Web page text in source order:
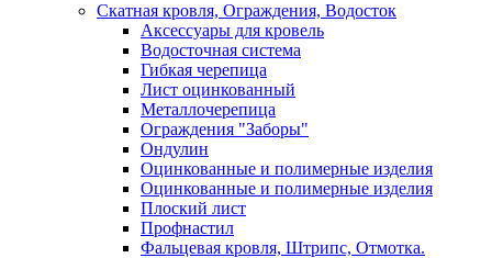
Скатная кровля, Ограждения, Водосток
Аксессуары для кровель
Водосточная система
Гибкая черепица
Лист оцинкованный
Металлочерепица
Ограждения "Заборы"
Ондулин
Оцинкованные и полимерные изделия
Оцинкованные и полимерные изделия
Плоский лист
Профнастил
Фальцевая кровля, Штрипс, Отмотка.